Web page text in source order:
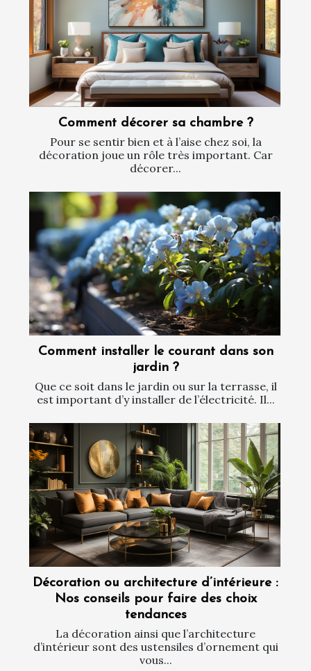
Comment décorer sa chambre ?
Pour se sentir bien et à l’aise chez soi, la
décoration joue un rôle très important. Car
décorer...
Comment installer le courant dans son
jardin ?
Que ce soit dans le jardin ou sur la terrasse, il
est important d’y installer de l’électricité. Il...
Décoration ou architecture d’intérieure :
Nos conseils pour faire des choix
tendances
La décoration ainsi que l’architecture
d’intérieur sont des ustensiles d’ornement qui
vous...